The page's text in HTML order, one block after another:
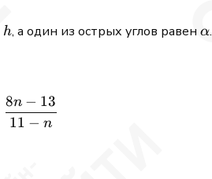
h
h, а один из острых углов равен α
\frac{8n - 13}{\,11 - n\,}
11 − n
8n − 13